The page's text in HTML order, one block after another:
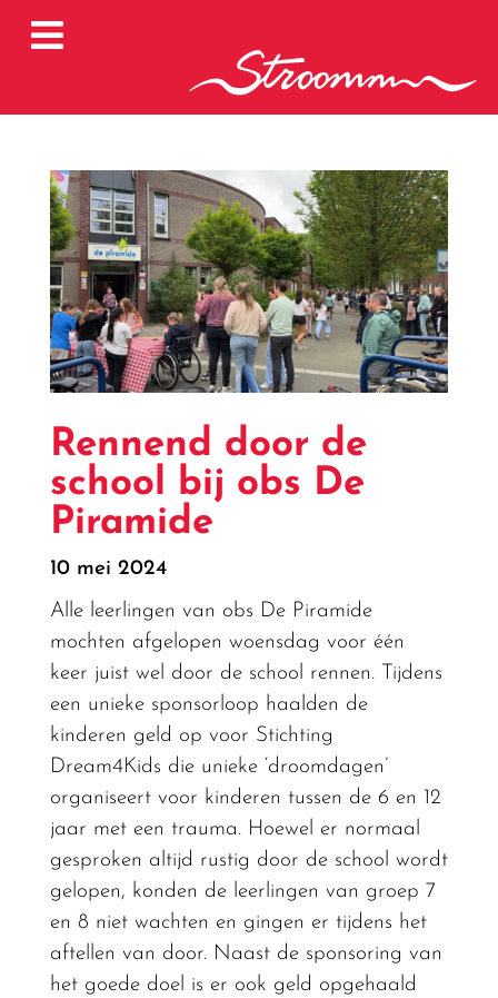

Rennend door de
school bij obs De
Piramide
10 mei 2024
Alle leerlingen van obs De Piramide
mochten afgelopen woensdag voor één
keer juist wel door de school rennen. Tijdens
een unieke sponsorloop haalden de
kinderen geld op voor Stichting
Dream4Kids die unieke ‘droomdagen’
organiseert voor kinderen tussen de 6 en 12
jaar met een trauma. Hoewel er normaal
gesproken altijd rustig door de school wordt
gelopen, konden de leerlingen van groep 7
en 8 niet wachten en gingen er tijdens het
aftellen van door. Naast de sponsoring van
het goede doel is er ook geld opgehaald